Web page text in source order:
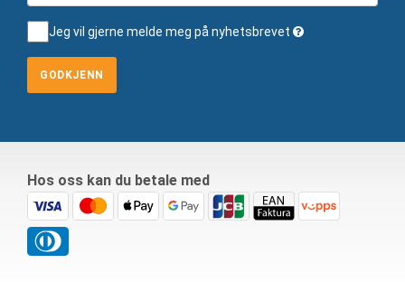
Jeg vil gjerne melde meg på nyhetsbrevet
GODKJENN
Hos oss kan du betale med